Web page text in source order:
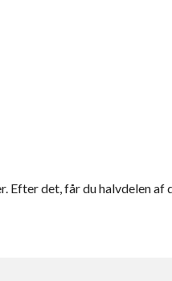
det, får du halvdelen